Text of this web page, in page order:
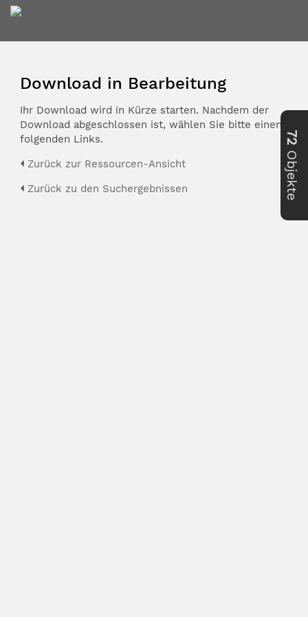
Download in Bearbeitung
Ihr Download wird in Kürze starten. Nachdem der
Download abgeschlossen ist, wählen Sie bitte einen der
folgenden Links.
Zurück zur Ressourcen-Ansicht
Zurück zu den Suchergebnissen
72
Objekte